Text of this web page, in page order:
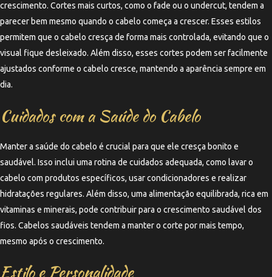
crescimento. Cortes mais curtos, como o fade ou o undercut, tendem a
parecer bem mesmo quando o cabelo começa a crescer. Esses estilos
permitem que o cabelo cresça de forma mais controlada, evitando que o
visual fique desleixado. Além disso, esses cortes podem ser facilmente
ajustados conforme o cabelo cresce, mantendo a aparência sempre em
dia.
Cuidados com a Saúde do Cabelo
Manter a saúde do cabelo é crucial para que ele cresça bonito e
saudável. Isso inclui uma rotina de cuidados adequada, como lavar o
cabelo com produtos específicos, usar condicionadores e realizar
hidratações regulares. Além disso, uma alimentação equilibrada, rica em
vitaminas e minerais, pode contribuir para o crescimento saudável dos
fios. Cabelos saudáveis tendem a manter o corte por mais tempo,
mesmo após o crescimento.
Estilo e Personalidade